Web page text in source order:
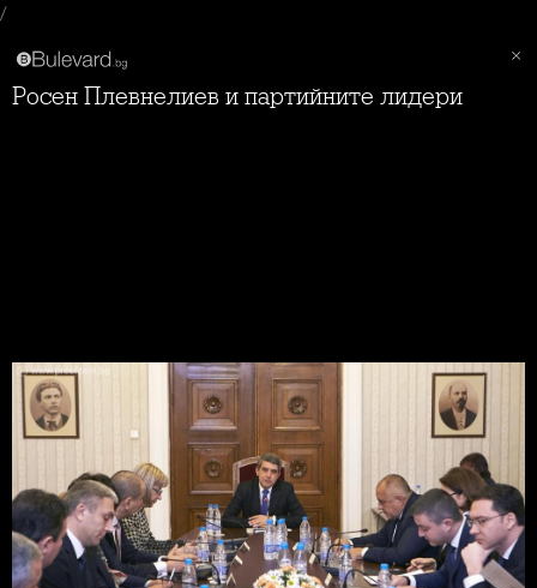
/
Росен Плевнелиев и партийните лидери